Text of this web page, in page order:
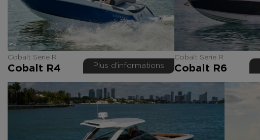
Cobalt Serie R
Cobalt R4 Plus d'informations
Cobalt Serie R
Cobalt R6